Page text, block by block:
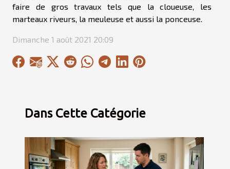
faire de gros travaux tels que la cloueuse, les
marteaux riveurs, la meuleuse et aussi la ponceuse.
Dimanche 1 août 2021 20:09
Dans Cette Catégorie